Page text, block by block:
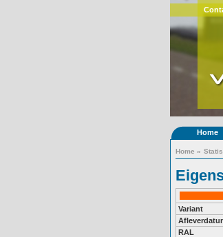
Home
Home »
Variant
RAL